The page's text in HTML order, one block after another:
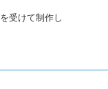
を受けて制作し